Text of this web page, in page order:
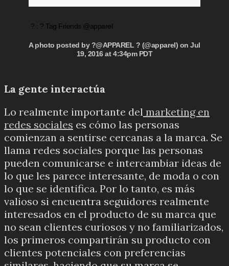
? : ? Tag Friends @apparel
A photo posted by ?@APPAREL ? (@apparel) on Jul
19, 2016 at 4:34pm PDT
La gente interactúa
Lo realmente importante del marketing en
redes sociales es cómo las personas
comienzan a sentirse cercanas a la marca. Se
llama redes sociales porque las personas
pueden comunicarse e intercambiar ideas de
lo que les parece interesante, de moda o con
lo que se identifica. Por lo tanto, es más
valioso si encuentra seguidores realmente
interesados en el producto de su marca que
no sean clientes curiosos y no familiarizados,
los primeros compartirán su producto con
clientes potenciales con preferencias